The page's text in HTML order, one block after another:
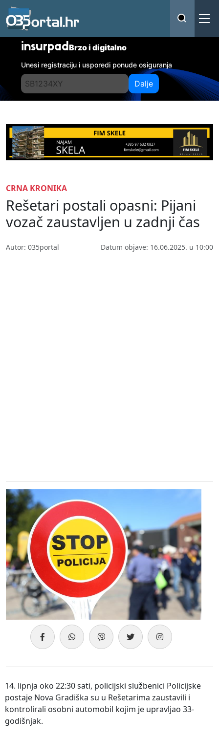
insurpadBrzo i digitalno
Unesi registraciju i usporedi ponude osiguranja
Dalje
CRNA KRONIKA
Rešetari postali opasni: Pijani
vozač zaustavljen u zadnji čas
Autor: 035portal Datum objave: 16.06.2025. u 10:00
14. lipnja oko 22:30 sati, policijski službenici Policijske
postaje Nova Gradiška su u Rešetarima zaustavili i
kontrolirali osobni automobil kojim je upravljao 33-
godišnjak.